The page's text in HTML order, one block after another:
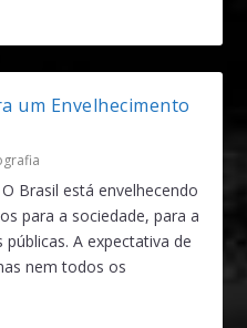
um Envelhecimento
Brasil está envelhecendo
para a sociedade, para a
A expectativa de
nem todos os